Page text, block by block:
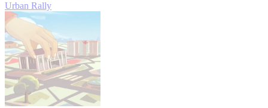
Urban Rally